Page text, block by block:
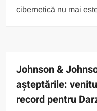
cibernetică nu mai
Johnson &
așteptările:
record pentru